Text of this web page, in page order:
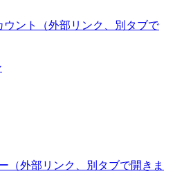
ント
（外部リンク、別タブで
（外部リンク、別タブで開きま